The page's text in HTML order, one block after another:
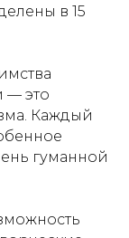
в 15
— это
Каждый
гуманной